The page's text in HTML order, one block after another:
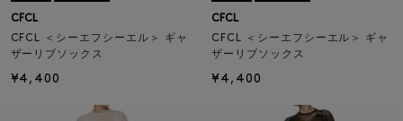
CFCL
CFCL ＜シーエフシーエル＞ ギャ
ザーリブソックス
¥4,400
CFCL
CFCL ＜シーエフシーエル＞ ギャ
ザーリブソックス
¥4,400